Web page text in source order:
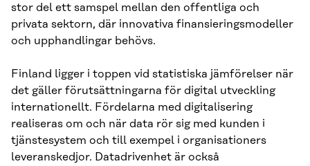
stor del ett samspel mellan den offentliga och
privata sektorn, där innovativa finansieringsmodeller
och upphandlingar behövs.
Finland ligger i toppen vid statistiska jämförelser när
det gäller förutsättningarna för digital utveckling
internationellt. Fördelarna med digitalisering
realiseras om och när data rör sig med kunden i
tjänstesystem och till exempel i organisationers
leveranskedjor. Datadrivenhet är också